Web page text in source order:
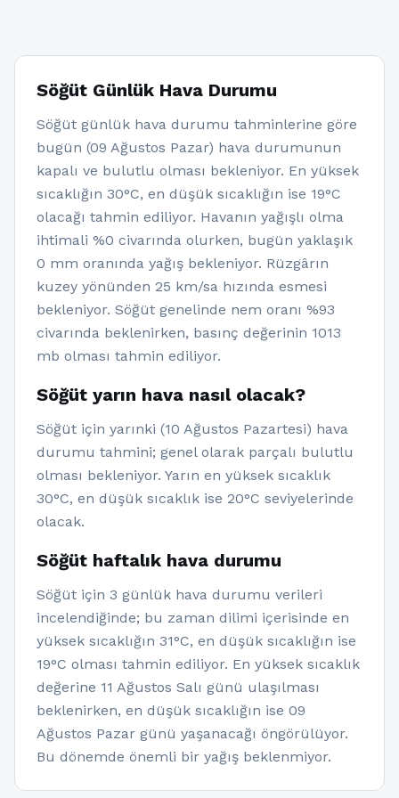
Söğüt Günlük Hava Durumu
Söğüt günlük hava durumu tahminlerine göre
bugün (09 Ağustos Pazar) hava durumunun
kapalı ve bulutlu olması bekleniyor. En yüksek
sıcaklığın 30°C, en düşük sıcaklığın ise 19°C
olacağı tahmin ediliyor. Havanın yağışlı olma
ihtimali %0 civarında olurken, bugün yaklaşık
0 mm oranında yağış bekleniyor. Rüzgârın
kuzey yönünden 25 km/sa hızında esmesi
bekleniyor. Söğüt genelinde nem oranı %93
civarında beklenirken, basınç değerinin 1013
mb olması tahmin ediliyor.
Söğüt yarın hava nasıl olacak?
Söğüt için yarınki (10 Ağustos Pazartesi) hava
durumu tahmini; genel olarak parçalı bulutlu
olması bekleniyor. Yarın en yüksek sıcaklık
30°C, en düşük sıcaklık ise 20°C seviyelerinde
olacak.
Söğüt haftalık hava durumu
Söğüt için 3 günlük hava durumu verileri
incelendiğinde; bu zaman dilimi içerisinde en
yüksek sıcaklığın 31°C, en düşük sıcaklığın ise
19°C olması tahmin ediliyor. En yüksek sıcaklık
değerine 11 Ağustos Salı günü ulaşılması
beklenirken, en düşük sıcaklığın ise 09
Ağustos Pazar günü yaşanacağı öngörülüyor.
Bu dönemde önemli bir yağış beklenmiyor.